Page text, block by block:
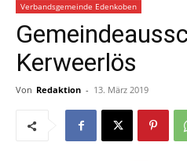
Verbandsgemeinde Edenkoben
Kerweerlös
Von Redaktion - 13. März 2019